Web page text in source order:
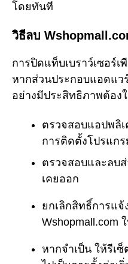
โดยทันที
วิธีลบ
การปิดแท็บเบราว์เซอร์เ
หากส่วนประกอบแอดแว
อย่างมีประสิทธิภาพต้อง
ตรวจสอบแอปพลิ
การติดตั้งโปรแก
ตรวจสอบและลบ
เคยออก
ยกเลิกสิทธิ์การแ
Wshopmall.com
หากจำเป็น ให้รีเ